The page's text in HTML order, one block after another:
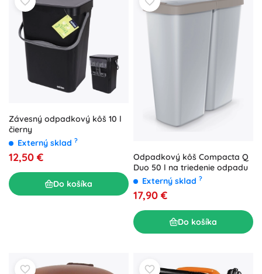
Závesný odpadkový kôš 10 l
čierny
Externý sklad ?
12,50 €
Do košíka
Odpadkový kôš Compacta Q
Duo 50 l na triedenie odpadu
Externý sklad ?
17,90 €
Do košíka